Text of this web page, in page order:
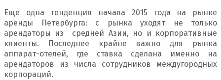
Еще одна тенденция начала 2015 года на рынке
аренды Петербурга: с рынка уходят не только
арендаторы из средней Азии, но и корпоративные
клиенты. Последнее крайне важно для рынка
аппарат-отелей, где ставка сделана именно на
арендаторов из числа сотрудников междугородных
корпораций.